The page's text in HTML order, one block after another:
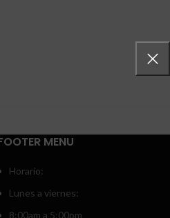
MENU
Horario:
Lunes a viernes:
8:00am a 5:00pm